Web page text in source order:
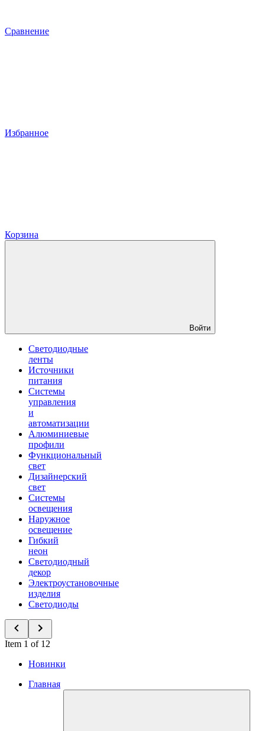
Сравнение
Избранное
Корзина
Войти
Светодиодные
ленты
Источники
питания
Системы
управления
и
автоматизации
Алюминиевые
профили
Функциональный
свет
Дизайнерский
свет
Системы
освещения
Наружное
освещение
Гибкий
неон
Светодиодный
декор
Электроустановочные
изделия
Светодиоды
Item 1 of 12
Новинки
Главная